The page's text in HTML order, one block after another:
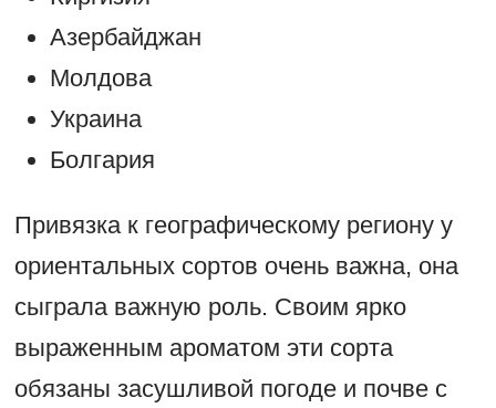
Азербайджан
Молдова
Украина
Болгария
Привязка к географическому региону у
ориентальных сортов очень важна, она
сыграла важную роль. Своим ярко
выраженным ароматом эти сорта
обязаны засушливой погоде и почве с